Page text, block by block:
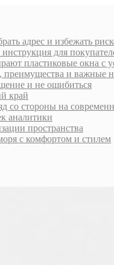
адрес и избежать
для
пластиковые окна с
преимущества и важные
и не ошибиться
край
со стороны на
аналитики
пространства
с комфортом и стилем